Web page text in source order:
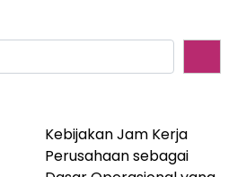
Kebijakan Jam Kerja
Perusahaan sebagai